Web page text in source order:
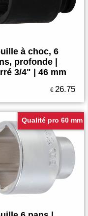
à choc, 6
profonde |
3/4" | 46 mm
€ 26.75
Qualité pro 60 mm